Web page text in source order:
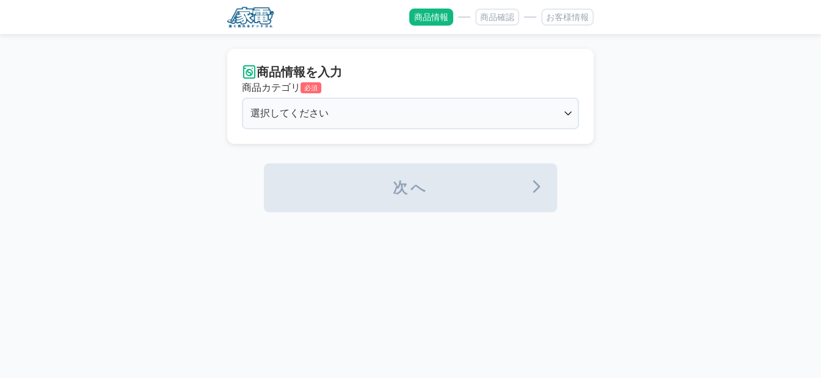
商品情報 商品確認 お客様情報
商品情報を入力
商品カテゴリ 必須
次へ